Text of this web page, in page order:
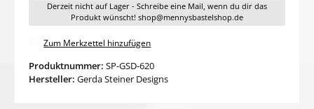
Derzeit nicht auf Lager - Schreibe eine Mail, wenn du dir das
Produkt wünscht! shop@mennysbastelshop.de
Zum Merkzettel hinzufügen
Produktnummer: SP-GSD-620
Hersteller: Gerda Steiner Designs